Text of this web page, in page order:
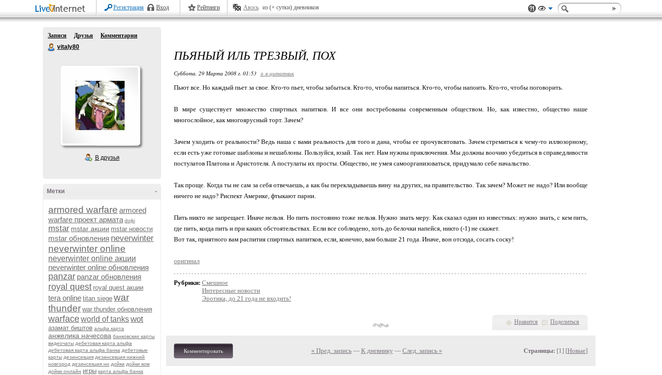
Регистрация Вход Рейтинги Авось из (+ сутки) дневников
Записи Друзья
Комментарии
vitaly80
В друзья
-
Метки
armored warfare armored
warfare проект армата dojki
mstar mstar акции mstar новости
mstar обновления neverwinter
neverwinter online
neverwinter online акции
neverwinter online обновления
panzar panzar обновления
royal quest royal quest акции
tera online titan siege war
thunder war thunder обновления
warfaceworld of tankswot
азамат биштов альфа карта
анжелика начесова банковские карты
видеочаты дебетовая карта альфа
дебетовая карта альфа банка дебетовые
карты дезинсекция дезинсекция нижний
новгород дезинсекция нн дойки дойки ком
дойки онлайн игры карта альфа банка
ПЬЯНЫЙ ИЛЬ ТРЕЗВЫЙ, ПОХ
Суббота, 29 Марта 2008 г. 01:53 + в цитатник
Пьют все. Но каждый пьет за свое. Кто-то пьет, чтобы забыться. Кто-то, чтобы напиться. Кто-то, чтобы напоить. Кто-то, чтобы поговорить.
В мире существует множество спиртных напитков. И все они востребованы современным обществом. Но, как известно, общество наше
многослойное, как многоярусный торт. Зачем?
Зачем уходить от реальности? Ведь наша с вами реальность для того и дана, чтобы ее прочувсвтовать. Зачем стремиться к чему-то иллюзорному,
если есть уже готовые шаблоны и нешаблоны. Пользуйся, юзай. Так нет. Нам нужны приключения. Мы должны воочию убедиться в справедливости
постулатов Платона и Аристотеля. А постулаты их просты. Общество, не умея самоорганизоваться, придумало себе начальство.
Так проще. Когда ты не сам за себя отвечаешь, а как бы перекладываешь вину на других, на правительство. Так зачем? Может не надо? Или вообще
ничего не надо? Риспект Америке, фтыкают парни.
Пить никто не запрещает. Иначе нельзя. Но пить постоянно тоже нельзя. Нужно знать меру. Как сказал один из известных: нужно знать, с кем пить,
где пить, когда пить и при каких обстоятельствах. Если все соблюдено, хоть до белочки напейся, никто (-1) не скажет.
Вот так, приятного вам распития спиртных напитков, если, конечно, вам больше 21 года. Иначе, вон отсюда, сосать соску!
оригинал
Рубрики: Смешное
Интересные новости
Эротика, до 21 года не входить!
Нравится Поделиться
Комментировать « Пред. запись— К дневнику — След. запись » Страницы: [1] [Новые]